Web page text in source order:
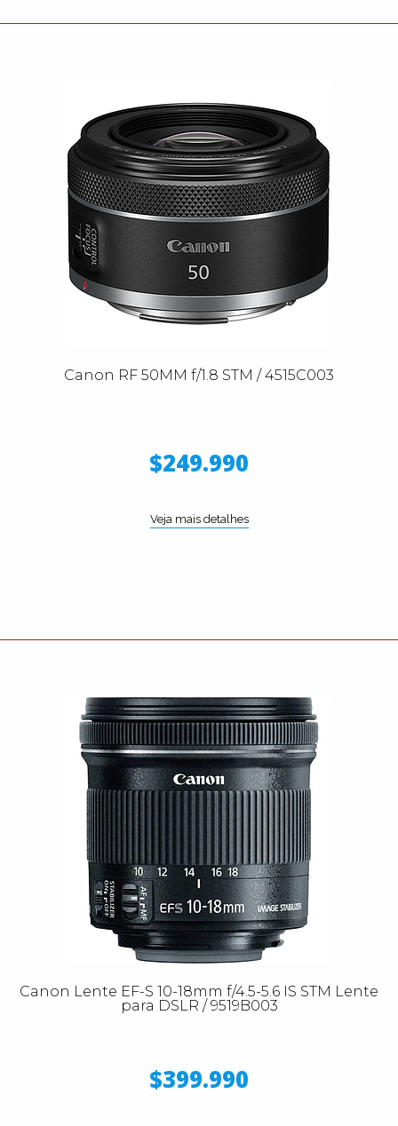
Canon RF 50MM f/1.8 STM / 4515C003
$249.990
Veja mais detalhes
Canon Lente EF-S 10-18mm f/4.5-5.6 IS STM Lente
para DSLR / 9519B003
$399.990